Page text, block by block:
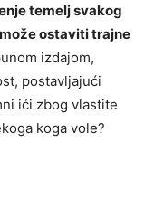
temelj svakog
ostaviti trajne
izdajom,
postavljajući
ići zbog vlastite
koga vole?